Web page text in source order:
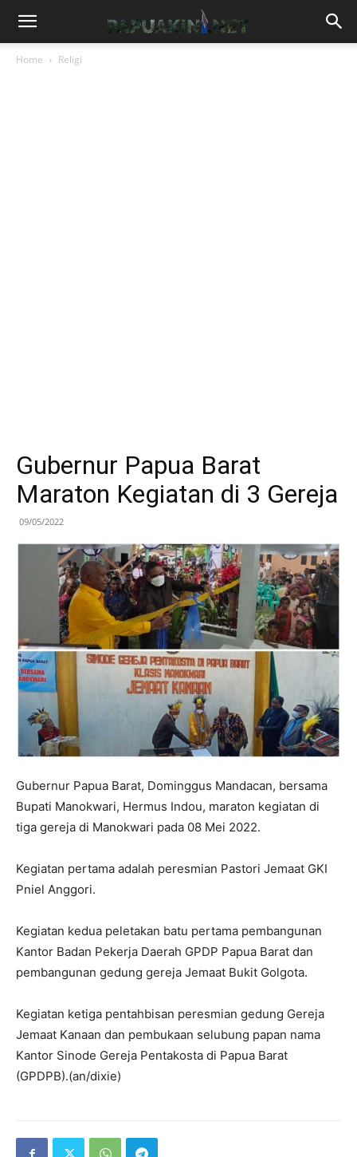
Home Religi
Gubernur Papua Barat
Maraton Kegiatan di 3 Gereja
09/05/2022
Gubernur Papua Barat, Dominggus Mandacan, bersama
Bupati Manokwari, Hermus Indou, maraton kegiatan di
tiga gereja di Manokwari pada 08 Mei 2022.
Kegiatan pertama adalah peresmian Pastori Jemaat GKI
Pniel Anggori.
Kegiatan kedua peletakan batu pertama pembangunan
Kantor Badan Pekerja Daerah GPDP Papua Barat dan
pembangunan gedung gereja Jemaat Bukit Golgota.
Kegiatan ketiga pentahbisan peresmian gedung Gereja
Jemaat Kanaan dan pembukaan selubung papan nama
Kantor Sinode Gereja Pentakosta di Papua Barat
(GPDPB).(an/dixie)